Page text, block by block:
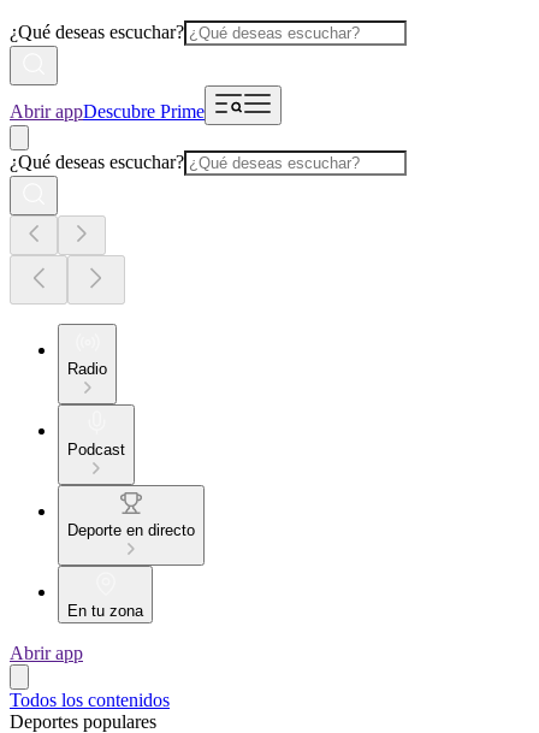
¿Qué deseas escuchar?
Abrir appDescubre Prime
¿Qué deseas escuchar?
Radio
Podcast
Deporte en directo
En tu zona
Abrir app
Todos los contenidos
Deportes populares